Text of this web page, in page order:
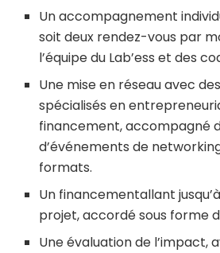
Un accompagnement
soit deux rendez-vous par
l’équipe du Lab’ess et des
Une mise en réseau avec
spécialisés en
financement, accompagné
d’événements de
formats.
Un financementallant
projet, accordé sous forme
Une évaluation de l’impact,